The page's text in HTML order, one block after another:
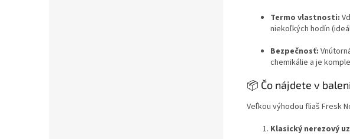
Termo vlastnosti:
niekoľkých hodín
Bezpečnosť:
chemikálie a je
📦 Čo nájdete v
Veľkou výhodou fliaš Fresk
Klasický nerezový